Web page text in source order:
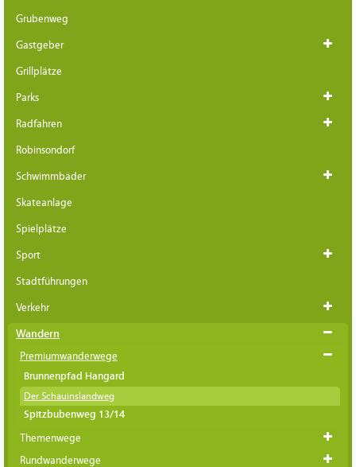
Grubenweg
Gastgeber
Grillplätze
Parks
Radfahren
Robinsondorf
Schwimmbäder
Skateanlage
Spielplätze
Sport
Stadtführungen
Verkehr
Wandern
Premiumwanderwege
Brunnenpfad Hangard
Der Schauinslandweg
Spitzbubenweg 13/14
Themenwege
Rundwanderwege